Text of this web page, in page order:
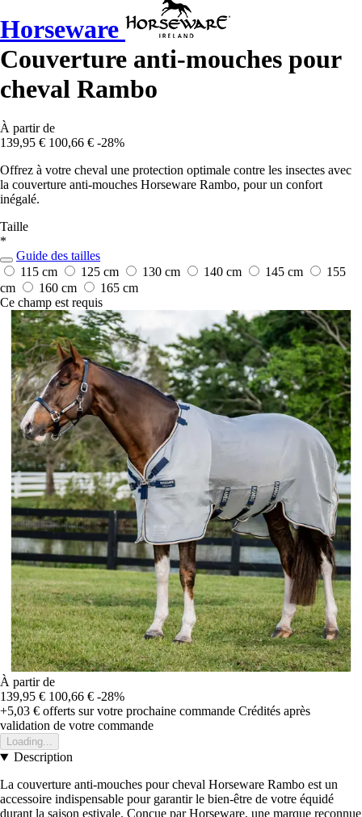
Horseware
Couverture anti-mouches pour
cheval Rambo
À partir de
139,95 € 100,66 € -28%
Offrez à votre cheval une protection optimale contre les insectes avec
la couverture anti-mouches Horseware Rambo, pour un confort
inégalé.
Taille
*
Guide des tailles
115 cm
125 cm 130 cm 140 cm 145 cm
155
cm
160 cm
165 cm
Ce champ est requis
À partir de
139,95 € 100,66 € -28%
+5,03 € offerts sur votre prochaine commande Crédités après
validation de votre commande
Loading...
Description
La couverture anti-mouches pour cheval Horseware Rambo est un
accessoire indispensable pour garantir le bien-être de votre équidé
durant la saison estivale. Conçue par Horseware, une marque reconnue